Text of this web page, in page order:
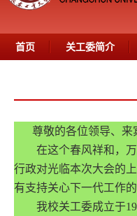
首页 关工委简介
尊敬的各位领导、来
在这个春风祥和，万
行政对光临本次大会的
有支持关心下一代工作
我校关工委成立于